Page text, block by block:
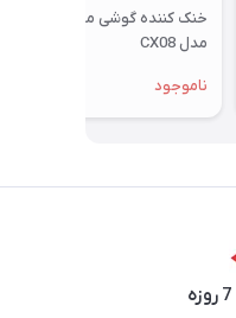
خنک کننده گوشی موبایل ممو
مدل CX08
ناموجود